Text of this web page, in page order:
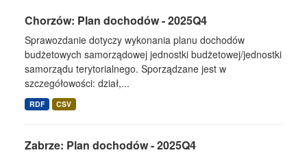
Chorzów: Plan dochodów - 2025Q4
Sprawozdanie dotyczy wykonania planu dochodów
budżetowych samorządowej jednostki budżetowej/jednostki
samorządu terytorialnego. Sporządzane jest w
szczegółowości: dział,...
RDF CSV
Zabrze: Plan dochodów - 2025Q4